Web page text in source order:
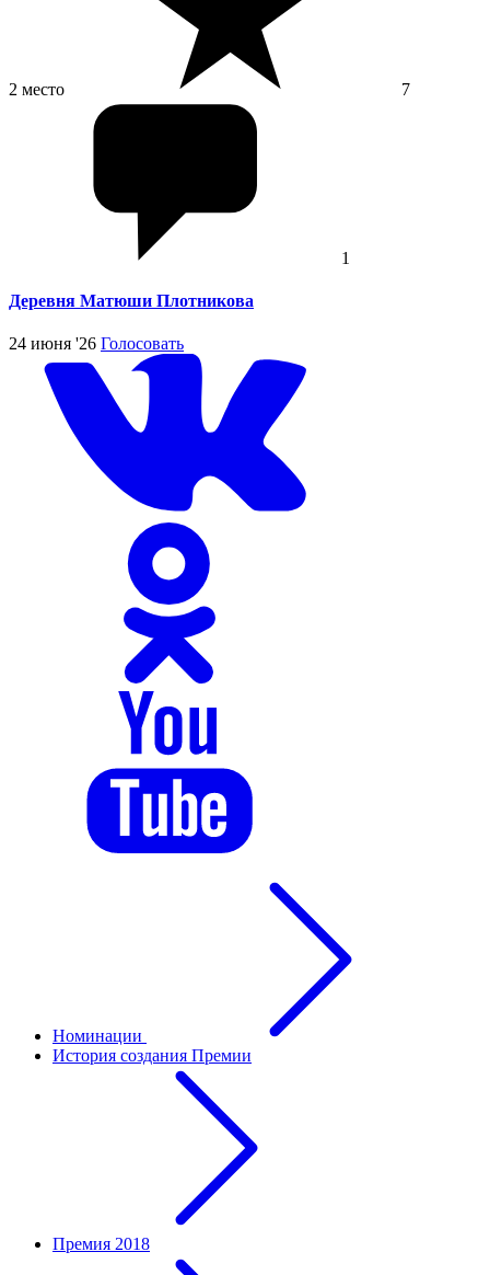
2 место 7
1
Деревня Матюши Плотникова
24 июня '26 Голосовать
Номинации
История создания Премии
Премия 2018